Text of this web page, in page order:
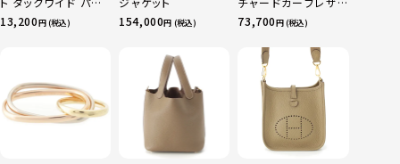
ツ ボトムス オフホワ
13,200円 (税込)
154,000円 (税込)
ー トートバッグ ダー
73,700円 (税込)